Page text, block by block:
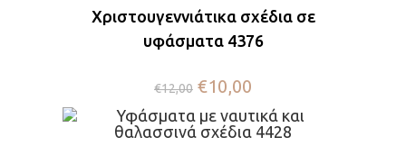
Χριστουγεννιάτικα σχέδια σε
υφάσματα 4376
€12,00 €10,00